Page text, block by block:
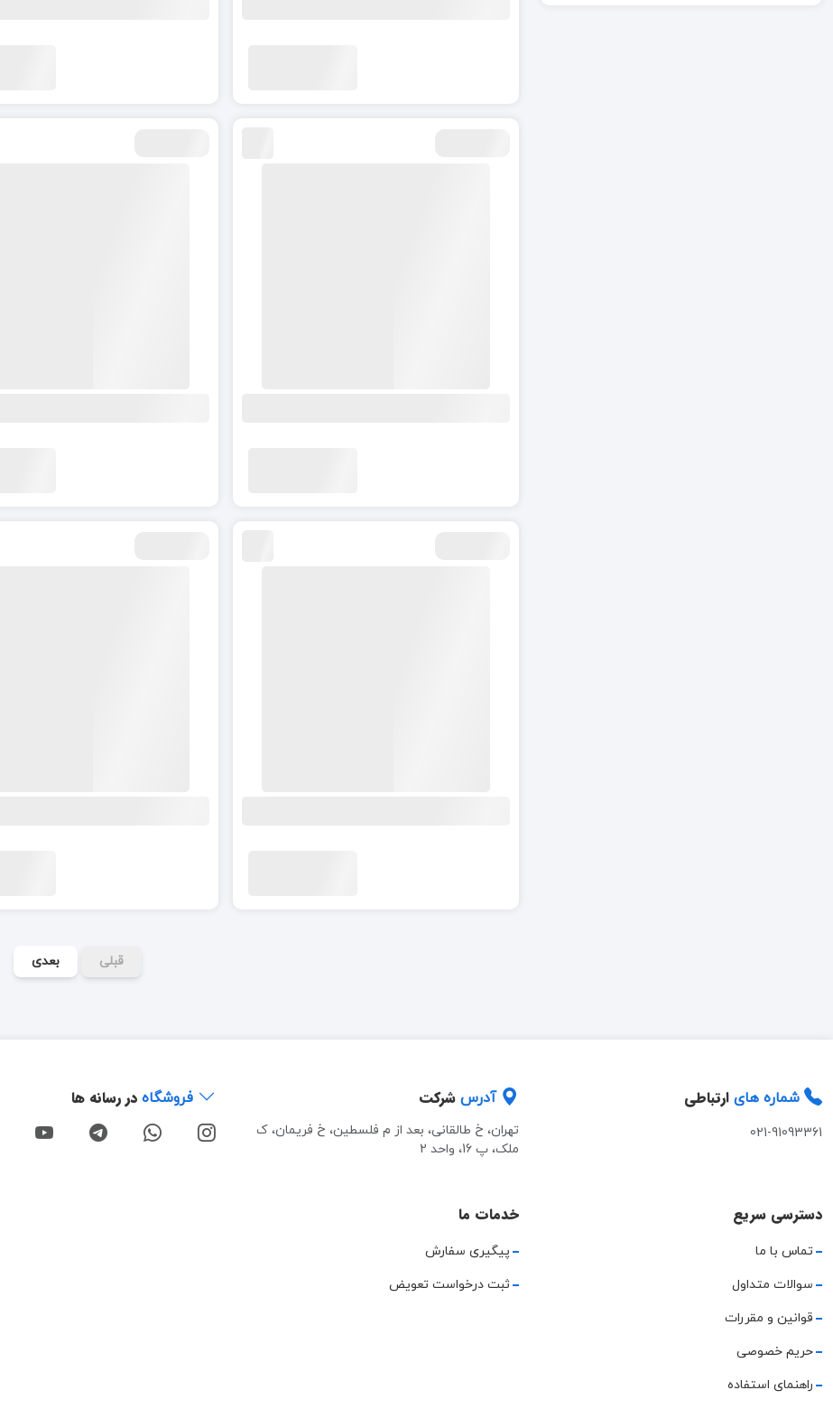
قبلی بعدی
شماره های ارتباطی
021-91093361
آدرس شرکت
تهران، خ طالقانی، بعد از م فلسطین، خ فریمان، ک
ملک، پ 16، واحد 2
فروشگاه در رسانه ها
دسترسی سریع
تماس با ما
سوالات متداول
قوانین و مقررات
حریم خصوصی
راهنمای استفاده
خدمات ما
پیگیری سفارش
ثبت درخواست تعویض